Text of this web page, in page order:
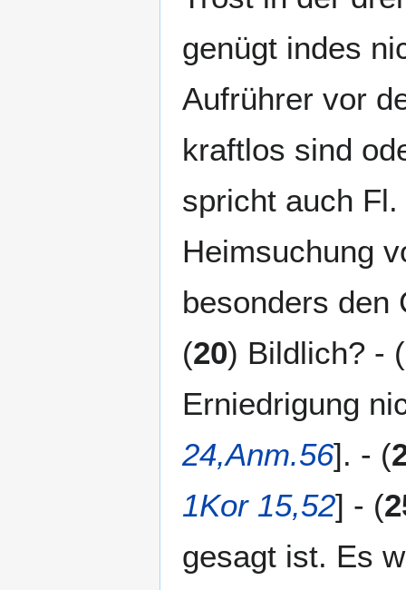
genügt indes
Aufrührer vor
kraftlos sind
spricht auch
Heimsuchung
besonders den
(20) Bildlich? - (
Erniedrigung
24,Anm.56]. - (
1Kor 15,52] - (
gesagt ist. Es